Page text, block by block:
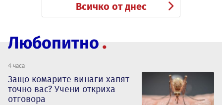
Всичко от днес
Любопитно
4 часа
Защо комарите винаги хапят
точно вас? Учени откриха
отговора